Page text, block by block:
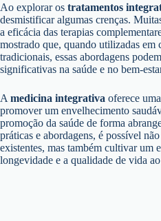
Ao explorar os tratamentos
desmistificar algumas crenças.
a eficácia das terapias
mostrado que, quando utilizadas em
tradicionais, essas abordagens
significativas na saúde e no bem-
A medicina integrativa oferece
promover um envelhecimento
promoção da saúde de forma
práticas e abordagens, é possível
existentes, mas também cultivar um
longevidade e a qualidade de vida